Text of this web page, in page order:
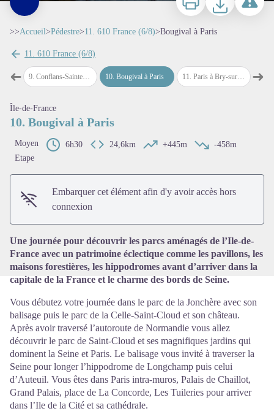
Voir l'image en plein écran
>>Accueil>Pédestre>11. 610 France (6/8)>Bougival à Paris
11. 610 France (6/8)
➜Étape précédente
9. Conflans-Sainte-Honorine à Bougival 10.Bougival à Paris 11. Paris à Bry-sur-Marne 12
➜
Île-de-France
10. Bougival à Paris
Moyen 6h30 24,6km +445m
-458m
Etape
Embarquer cet élément afin d'y avoir accès hors
connexion
Une journée pour découvrir les parcs aménagés de l’Ile-de-
France avec un patrimoine éclectique comme les pavillons, les
maisons forestières, les hippodromes avant d’arriver dans la
capitale de la France et le charme des bords de Seine.
Vous débutez votre journée dans le parc de la Jonchère avec son
balisage puis le parc de la Celle-Saint-Cloud et son château.
Après avoir traversé l’autoroute de Normandie vous allez
découvrir le parc de Saint-Cloud et ses magnifiques jardins qui
dominent la Seine et Paris. Le balisage vous invité à traverser la
Seine pour longer l’hippodrome de Longchamp puis celui
d’Auteuil. Vous êtes dans Paris intra-muros, Palais de Chaillot,
Grand Palais, place de La Concorde, Les Tuileries pour arriver
dans l’Ile de la Cité et sa cathédrale.